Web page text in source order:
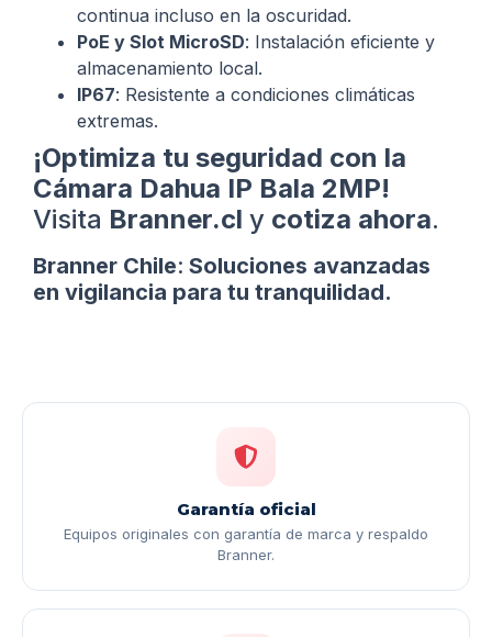
continua incluso en la oscuridad.
PoE y Slot MicroSD: Instalación eficiente y
almacenamiento local.
IP67: Resistente a condiciones climáticas
extremas.
¡Optimiza tu seguridad con la
Cámara Dahua IP Bala 2MP!
Visita Branner.cl y cotiza ahora.
Branner Chile: Soluciones avanzadas
en vigilancia para tu tranquilidad.
Garantía oficial
Equipos originales con garantía de marca y respaldo
Branner.